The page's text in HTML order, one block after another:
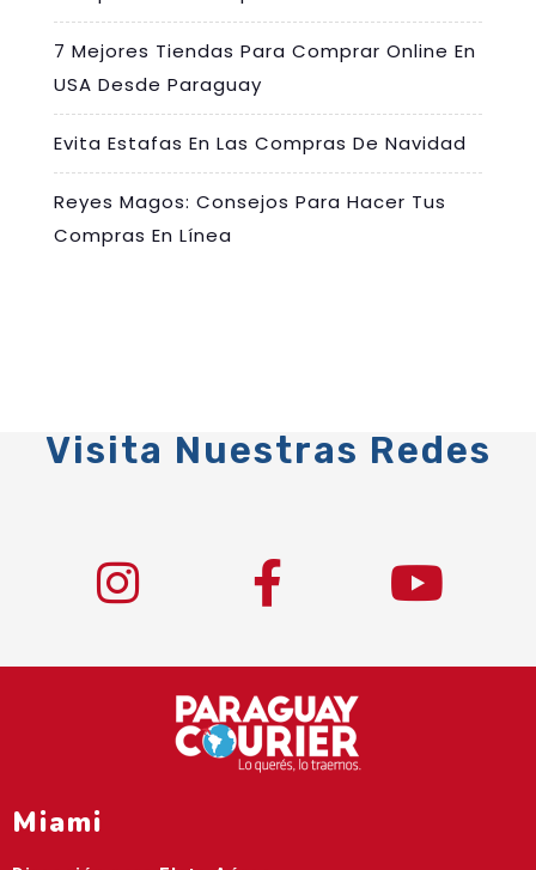
7 Mejores Tiendas Para Comprar Online En
USA Desde Paraguay
Evita Estafas En Las Compras De Navidad
Reyes Magos: Consejos Para Hacer Tus
Compras En Línea
Visita Nuestras Redes
Miami